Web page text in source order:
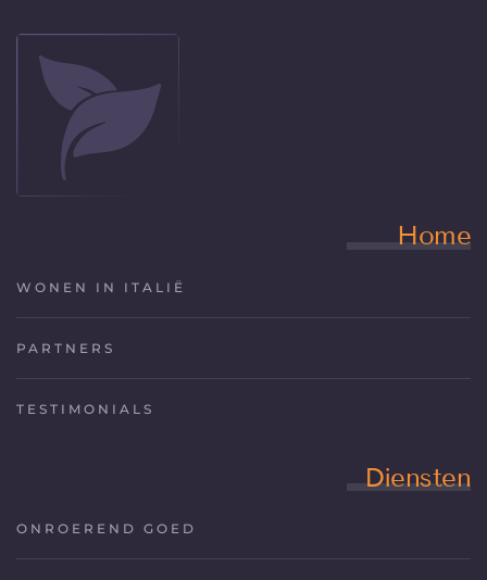
Home
WONEN IN ITALIË
PARTNERS
TESTIMONIALS
Diensten
ONROEREND GOED